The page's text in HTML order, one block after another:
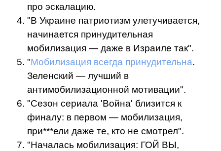
про эскалацию.
"В Украине патриотизм улетучивается,
начинается принудительная
мобилизация — даже в Израиле так".
"Мобилизация всегда принудительна.
Зеленский — лучший в
антимобилизационной мотивации".
"Сезон сериала 'Война' близится к
финалу: в первом — мобилизация,
при***ели даже те, кто не смотрел".
"Началась мобилизация: ГОЙ ВЫ,